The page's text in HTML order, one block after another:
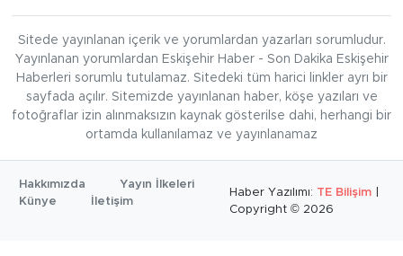
Sitede yayınlanan içerik ve yorumlardan yazarları sorumludur.
Yayınlanan yorumlardan Eskişehir Haber - Son Dakika Eskişehir
Haberleri sorumlu tutulamaz. Sitedeki tüm harici linkler ayrı bir
sayfada açılır. Sitemizde yayınlanan haber, köşe yazıları ve
fotoğraflar izin alınmaksızın kaynak gösterilse dahi, herhangi bir
ortamda kullanılamaz ve yayınlanamaz
Hakkımızda
Yayın İlkeleri
Künye
İletişim
Haber Yazılımı: TE Bilişim
Copyright © 2026